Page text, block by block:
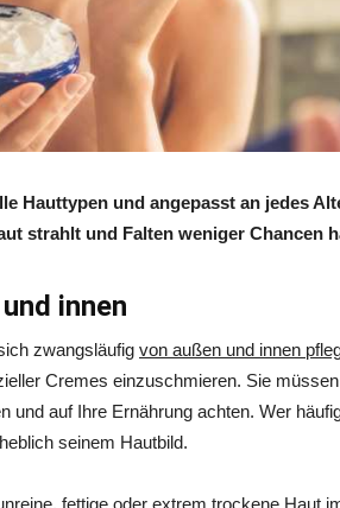
Hauttypen und angepasst an jedes
strahlt und Falten weniger Chancen
innen
zwangsläufig von außen und innen
Cremes einzuschmieren. Sie
und auf Ihre Ernährung achten. Wer
seinem Hautbild.